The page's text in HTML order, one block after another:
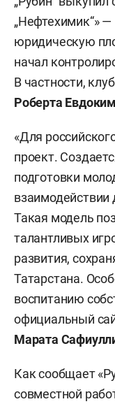
„Нефтехимик“»
юридическую
начал
В частности,
Роберта
«Для
проект.
подготовки
взаимодействии
Такая модель
талантливых
развития,
Татарстана.
воспитанию
официальный
Марата
Как сообщает
совместной